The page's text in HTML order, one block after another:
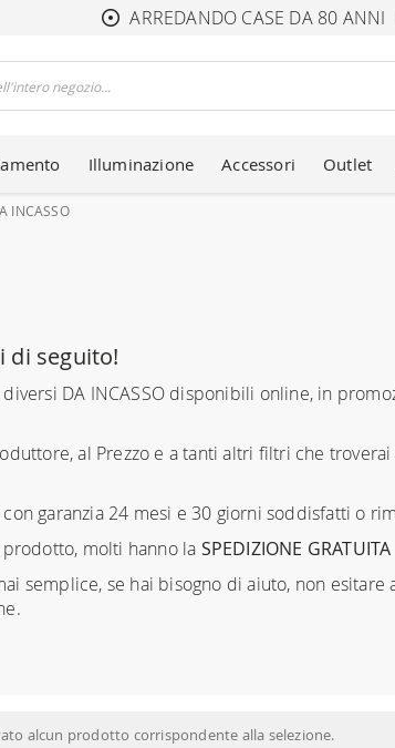
ARREDANDO CASE DA 80 ANNI
Illuminazione Accessori Outlet
INCASSO
di seguito!
DA INCASSO disponibili online, in
al Prezzo e a tanti altri filtri che troverai
garanzia 24 mesi e 30 giorni soddisfatti o
molti hanno la SPEDIZIONE GRATUITA
semplice, se hai bisogno di aiuto, non esitare
alcun prodotto corrispondente alla selezione.